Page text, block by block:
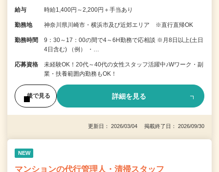
給与 時給1,400円～2,200円＋手当あり
勤務地 神奈川県川崎市・横浜市及び近郊エリア ※直行直帰OK
勤務時間
9：30～17：00の間で4～6H勤務で応相談 ※月8日以上(土日
4日含む) （例） ・…
応募資格
未経験OK！20代～40代の女性スタッフ活躍中♪Wワーク・副
業・扶養範囲内勤務もOK！
後で見る 詳細を見る
更新日： 2026/03/04 掲載終了日： 2026/09/30
NEW
マンションの代行管理人・清掃スタッフ